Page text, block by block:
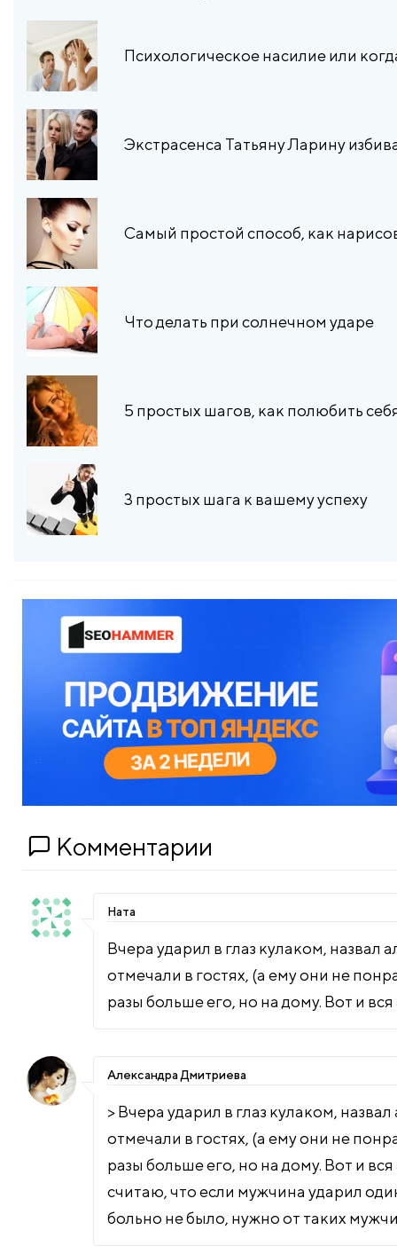
​Психологическое насилие или
​Экстрасенса Татьяну Ларину
Самый простой способ, как
Что делать при солнечном ударе
5 простых шагов, как полюбить
3 простых шага к вашему успеху
Комментарии
Ната
Вчера ударил в глаз кулаком,
отмечали в гостях, (а ему они не
разы больше его, но на дому. Вот и
Александра Дмитриева
> Вчера ударил в глаз кулаком,
отмечали в гостях, (а ему они не
разы больше его, но на дому. Вот и
считаю, что если мужчина ударил
больно не было, нужно от таких